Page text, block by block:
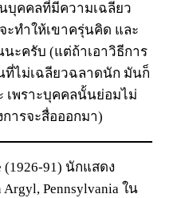
บุคคลที่มีความเฉลียว
ะทำให้เขาครุ่นคิด และ
ะครับ (แต่ถ้าเอาวิธีการ
ที่ไม่เฉลียวฉลาดนัก มันก็
เพราะบุคคลนั้นย่อมไม่
การจะสื่อออกมา)
(1926-91) นักแสดง
Pennsylvania ใน